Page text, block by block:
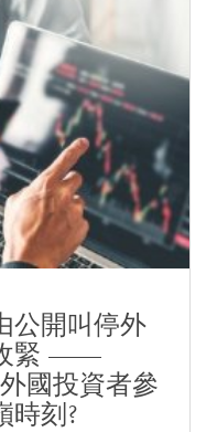
公開叫停外
緊 ——
國投資者參
時刻?